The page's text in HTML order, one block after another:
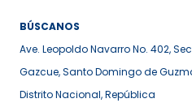
BÚSCANOS
Ave. Leopoldo Navarro No. 402,
Gazcue, Santo Domingo de
Distrito Nacional, República